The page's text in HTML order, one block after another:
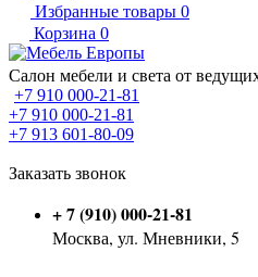
Избранные товары 0
Корзина 0
Салон мебели и света от
+7 910 000-21-81
+7 910 000-21-81
+7 913 601-80-09
Заказать звонок
+ 7 (910) 000-21-81
Москва, ул. Мневники, 5